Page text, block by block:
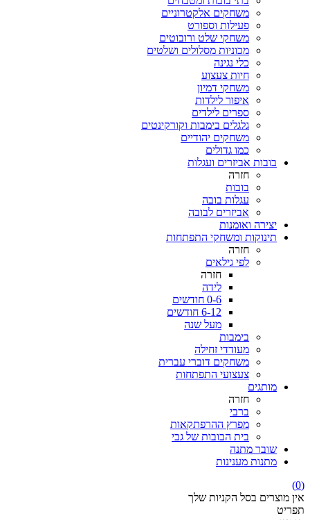
משחקים אלקטרוניים
פעילות וספורט
משחקי שלט ורובוטים
מכוניות מסלולים ושלטים
כלי נגינה
חיות צעצוע
משחקי דמיון
איפור לילדות
ספרים לילדים
גלגלים בימבות וקורקינטים
משחקים יהודיים
כמו גדולים
בובות אביזרים ועגלות
חזרה
בובות
עגלות בובה
אביזרים לבובה
יצירה ואומנות
תינוקות ומשחקי התפתחות
חזרה
לפי גילאים
חזרה
לידה
0-6 חודשים
6-12 חודשים
מעל שנה
בימבות
מעודדי זחילה
משחקים דוברי עברית
צעצועי התפתחות
מותגים
חזרה
ברבי
מפרץ ההרפתקאות
בית הבובות של גבי
שובר מתנה
מתנות מענינות
(0)
אין מוצרים בסל הקניות שלך
תפריט